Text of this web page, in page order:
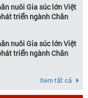
nuôi Gia súc lớn Việt
triển ngành Chăn
nuôi Gia súc lớn Việt
triển ngành Chăn
Xem tất cả